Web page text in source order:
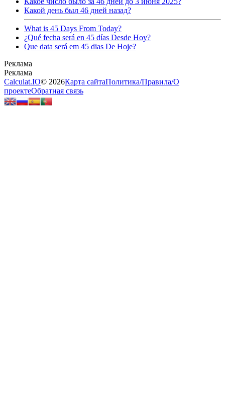
Какой день был 46 дней назад?
What is 45 Days From Today?
¿Qué fecha será en 45 días Desde Hoy?
Que data será em 45 dias De Hoje?
Calculat.IO© 2026Карта сайтаПолитика/Правила/О
проектеОбратная связь